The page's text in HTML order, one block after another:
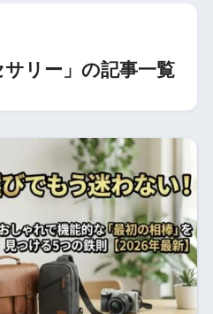
サリー」の記事一覧